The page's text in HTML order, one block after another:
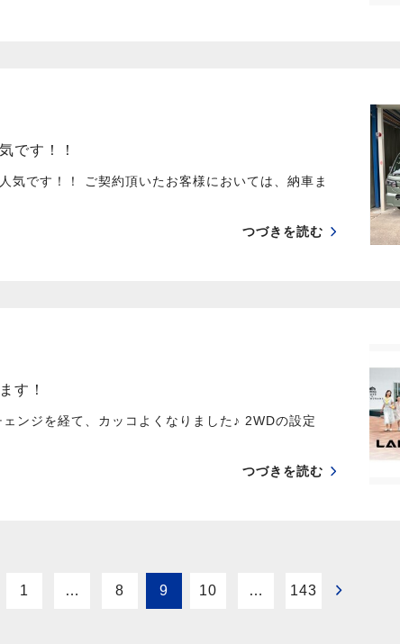
です！！
気です！！ ご契約頂いたお客様においては、納車ま
つづきを読む
す！
ンジを経て、カッコよくなりました♪ 2WDの設定
つづきを読む
1 … 8 9 10 … 143